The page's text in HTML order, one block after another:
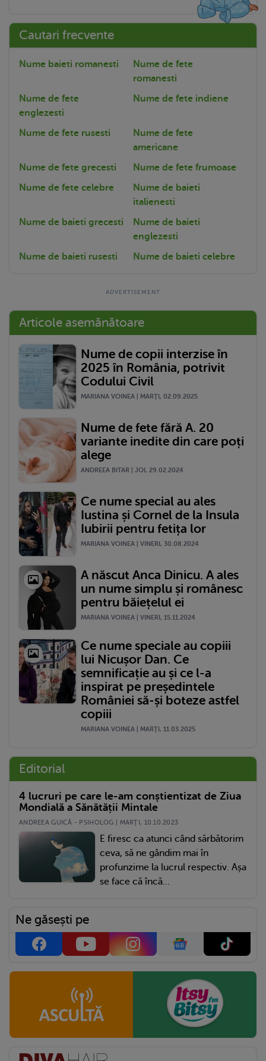
Cautari frecvente
Nume baieti romanesti
Nume de fete
romanesti
Nume de fete
englezesti
Nume de fete indiene
Nume de fete rusesti
Nume de fete
americane
Nume de fete grecesti
Nume de fete frumoase
Nume de fete celebre
Nume de baieti
italienesti
Nume de baieti grecesti
Nume de baieti
englezesti
Nume de baieti rusesti
Nume de baieti celebre
Articole asemănătoare
Nume de copii interzise în
2025 în România, potrivit
Codului Civil
MARIANA VOINEA | MARŢI, 02.09.2025
Nume de fete fără A. 20
variante inedite din care poți
alege
ANDREEA BITAR | JOI, 29.02.2024
Ce nume special au ales
Iustina și Cornel de la Insula
Iubirii pentru fetița lor
MARIANA VOINEA | VINERI, 30.08.2024
A născut Anca Dinicu. A ales
un nume simplu și românesc
pentru băiețelul ei
MARIANA VOINEA | VINERI, 15.11.2024
Ce nume speciale au copiii
lui Nicușor Dan. Ce
semnificație au și ce l-a
inspirat pe președintele
României să-și boteze astfel
copiii
MARIANA VOINEA | MARŢI, 11.03.2025
Editorial
4 lucruri pe care le-am conștientizat de Ziua
Mondială a Sănătății Mintale
ANDREEA GUICĂ - PSIHOLOG | MARŢI, 10.10.2023
E firesc ca atunci când sărbătorim
ceva, să ne gândim mai în
profunzime la lucrul respectiv. Așa
se face că încă...
Ne găsești pe